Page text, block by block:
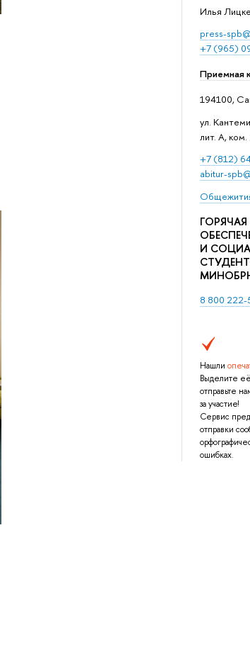
Илья
press-
+7 (965)
Приемная
194100,
ул.
лит. А,
+7 (812)
abitur-
И
8 800 222-
Нашли
Выделите
отправьте
за участие!
Сервис
отправки
ошибках.